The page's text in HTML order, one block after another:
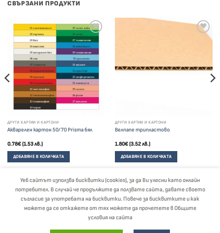
СВЪРЗАНИ ПРОДУКТИ
ДРУГИ ХАРТИИ И КАРТОНИ
Акварелен картон 50/70 Prisma бял
0.78€(1.53 лв.)
ДОБАВЯНЕ В КОЛИЧКАТА
ДРУГИ ХАРТИИ И КАРТОНИ
Велпапе трипластово
1.80€(3.52 лв.)
ДОБАВЯНЕ В КОЛИЧКАТА
Visa PayPal Stripe MasterCard
On
ОБЩИ УСЛОВИЯ
ПОЛИТИКА ЗА ЗАЩИТА НА ЛИЧНИТЕ ДАННИ
ДЕКЛАРАЦИЯ ЗА СЪГЛАСИЕ
ПЛАЩАНЕ И ДОСТАВКА
Уеб сайтът използва бисквитки (cookies), за да Ви улесни като онлайн
потребител. В случай че продължите да ползвате сайта, давате своето
съгласие за употребата на бисквитки. Повече за бисквитките и как
можете да се откажете от тях можете да прочетете в Общите
условия на сайта